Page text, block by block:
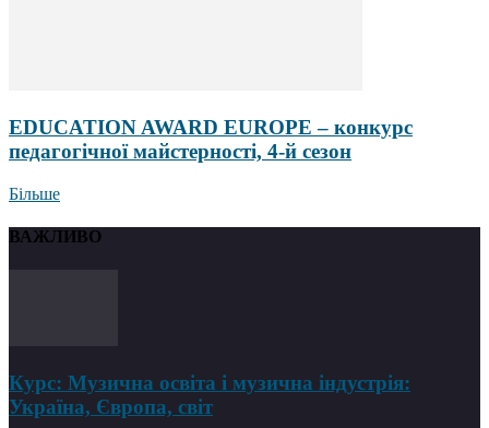
EDUCATION AWARD EUROPE – конкурс
педагогічної майстерності, 4-й сезон
Більше
ВАЖЛИВО
Курс: Музична освіта і музична індустрія:
Україна, Європа, світ